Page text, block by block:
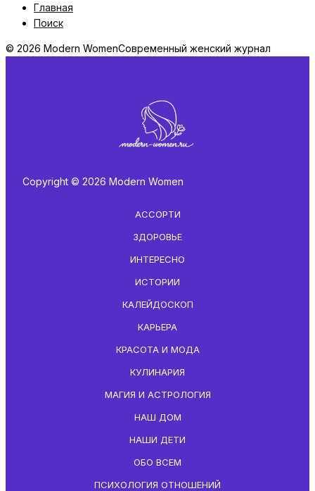
Главная
Поиск
© 2026 Modern WomenСовременный женский журнал
Copyright © 2026 Modern Women
АССОРТИ
ЗДОРОВЬЕ
ИНТЕРЕСНО
ИСТОРИИ
КАЛЕЙДОСКОП
КАРЬЕРА
КРАСОТА И МОДА
КУЛИНАРИЯ
МАГИЯ И АСТРОЛОГИЯ
НАШ ДОМ
НАШИ ДЕТИ
ОБО ВСЕМ
ПСИХОЛОГИЯ ОТНОШЕНИЙ